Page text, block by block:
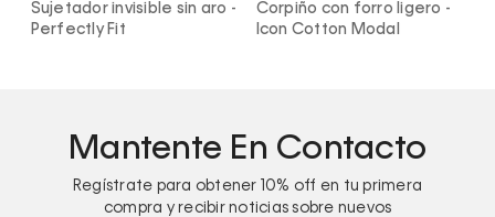
Sujetador invisible sin aro -
Perfectly Fit
Corpiño con forro ligero -
Icon Cotton Modal
Mantente En Contacto
Regístrate para obtener 10% off en tu primera
compra y recibir noticias sobre nuevos